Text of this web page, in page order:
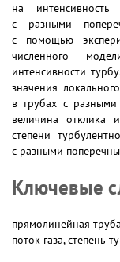
на
с разными
с помощью
численного
интенсивности
значения
в трубах с разными
величина отклика
степени
с разными
Ключевые
прямолинейная
поток газа, степень